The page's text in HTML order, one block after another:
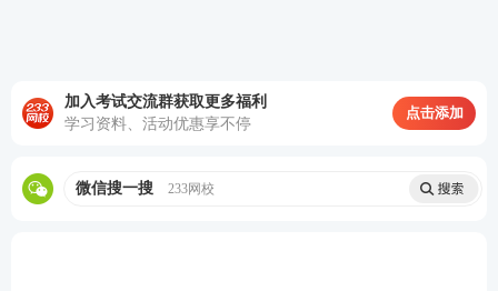
管或
室内
加入考试交流群获取更多福利
学习资料、活动优惠享不停
点击添加
微信搜一搜 233网校